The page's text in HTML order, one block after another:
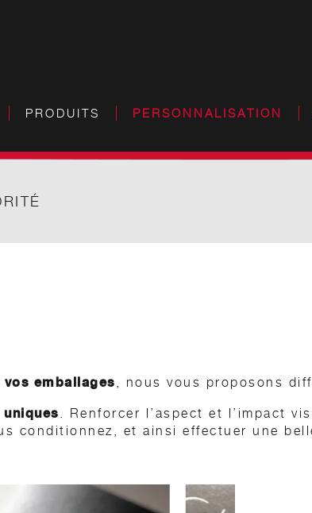
PRODUITS PERSONNALISATION
emballages, nous vous proposons
. Renforcer l’aspect et l’impact
conditionnez, et ainsi effectuer une